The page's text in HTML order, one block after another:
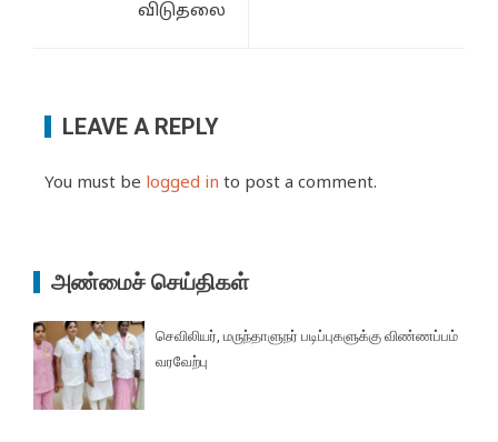
விடுதலை
LEAVE A REPLY
You must be logged in to post a comment.
அண்மைச் செய்திகள்
செவிலியர், மருந்தாளுநர் படிப்புகளுக்கு விண்ணப்பம்
வரவேற்பு